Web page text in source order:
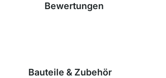
Bewertungen
Bauteile & Zubehör